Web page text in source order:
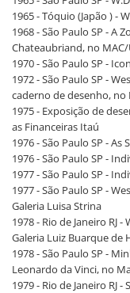
1965 - Tóquio (Japão ) -
1968 - São Paulo SP - A
Chateaubriand, no MAC/
1970 - São Paulo SP -
1972 - São Paulo SP -
caderno de desenho, no
1975 - Exposição de
as Financeiras Itaú
1976 - São Paulo SP -
1976 - São Paulo SP -
1977 - São Paulo SP -
1977 - São Paulo SP -
Galeria Luisa Strina
1978 - Rio de Janeiro RJ
Galeria Luiz Buarque
1978 - São Paulo SP -
Leonardo da Vinci, no
1979 - Rio de Janeiro RJ